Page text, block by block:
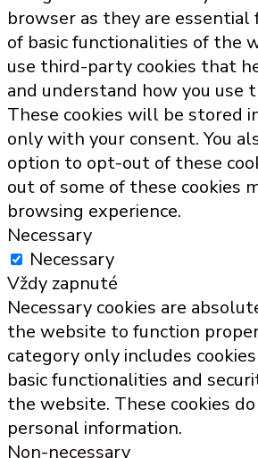
browser as they are
of basic functionalities of the
use third-party cookies that
and understand how you use
These cookies will be stored
only with your consent. You
option to opt-out of these
out of some of these cookies
browsing experience.
Necessary
Necessary
Vždy zapnuté
Necessary cookies are
the website to function
category only includes
basic functionalities and
the website. These cookies
personal information.
Non-necessary